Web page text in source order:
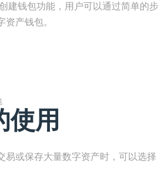
建钱包功能，用户可以通过简单的步
产钱包。
使用
易或保存大量数字资产时，可以选择